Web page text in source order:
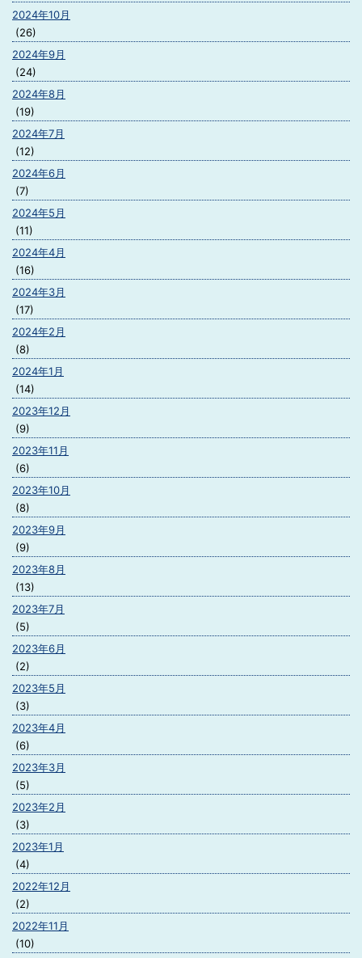
2024年10月
(26)
2024年9月
(24)
2024年8月
(19)
2024年7月
(12)
2024年6月
(7)
2024年5月
(11)
2024年4月
(16)
2024年3月
(17)
2024年2月
(8)
2024年1月
(14)
2023年12月
(9)
2023年11月
(6)
2023年10月
(8)
2023年9月
(9)
2023年8月
(13)
2023年7月
(5)
2023年6月
(2)
2023年5月
(3)
2023年4月
(6)
2023年3月
(5)
2023年2月
(3)
2023年1月
(4)
2022年12月
(2)
2022年11月
(10)